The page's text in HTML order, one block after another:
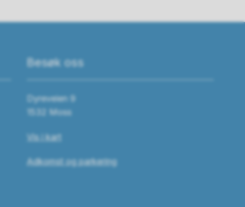
Besøk oss
Dyreveien 9
1532 Moss
Vis i kart
Adkomst og parkering